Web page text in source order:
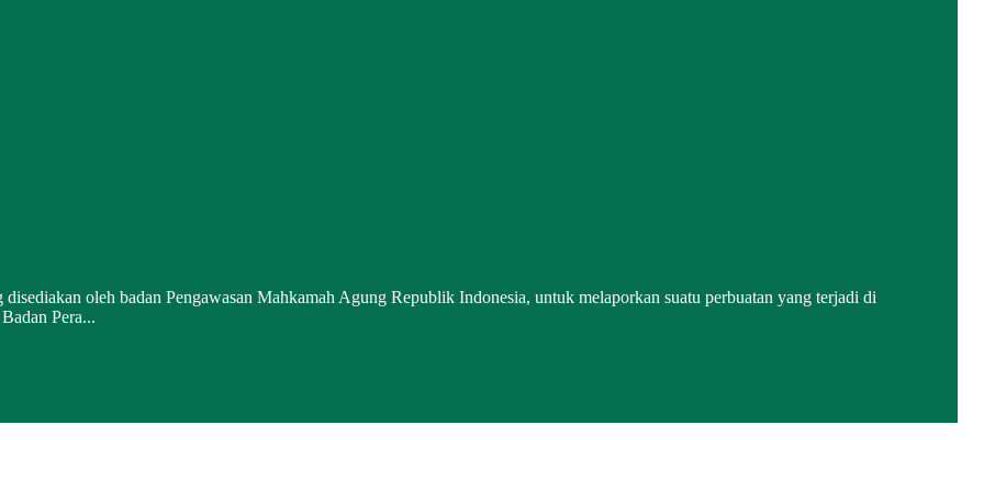
oleh badan Pengawasan Mahkamah Agung Republik Indonesia, untuk melaporkan suatu perbuatan yang terjadi di
Pera...